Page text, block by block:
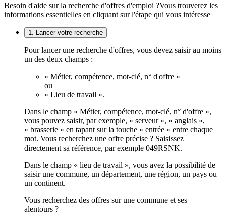
Besoin d'aide sur la recherche d'offres d'emploi ?Vous trouverez les
informations essentielles en cliquant sur l'étape qui vous intéresse
1. Lancer votre recherche
Pour lancer une recherche d'offres, vous devez saisir au moins
un des deux champs :
« Métier, compétence, mot-clé, n° d'offre »
ou
« Lieu de travail ».
Dans le champ « Métier, compétence, mot-clé, n° d'offre »,
vous pouvez saisir, par exemple, « serveur », « anglais »,
« brasserie » en tapant sur la touche « entrée » entre chaque
mot. Vous recherchez une offre précise ? Saisissez
directement sa référence, par exemple 049RSNK.
Dans le champ « lieu de travail », vous avez la possibilité de
saisir une commune, un département, une région, un pays ou
un continent.
Vous recherchez des offres sur une commune et ses
alentours ?